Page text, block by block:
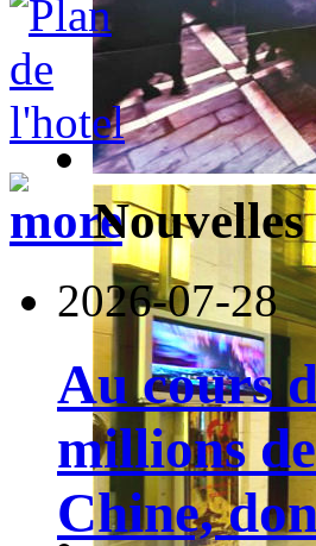
Nouvelles
2026-07-28
Au cours
millions
Chine,